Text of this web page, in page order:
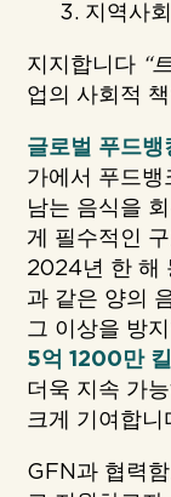
3. 지역사
지지합니다 “
업의 사회적
글로벌 푸드
가에서 푸드뱅
남는 음식을
게 필수적인
2024년 한 해
과 같은 양의
그 이상을 방
5억 1200만
더욱 지속 가
크게 기여합니
GFN과 협력